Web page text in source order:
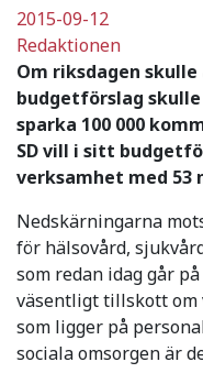
2015-09-12
Redaktionen
Om riksdagen
budgetförslag
sparka 100 000
SD vill i sitt
verksamhet med 53
Nedskärningarna
för hälsovård,
som redan idag går
väsentligt tillskott om
som ligger på
sociala omsorgen är